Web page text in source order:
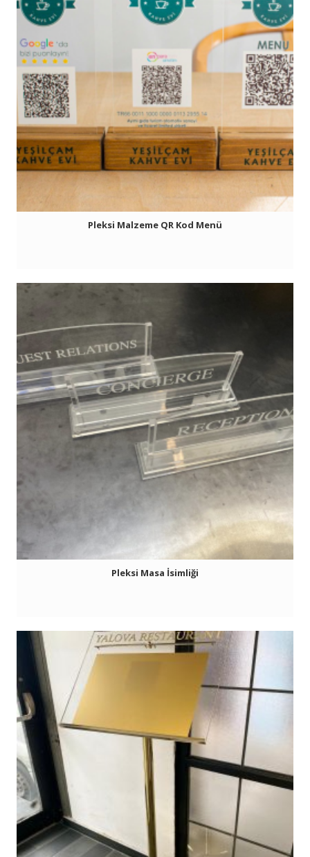
Pleksi Malzeme QR Kod Menü
Pleksi Masa İsimliği